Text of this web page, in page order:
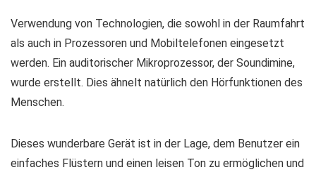
Verwendung von Technologien, die sowohl in der Raumfahrt
als auch in Prozessoren und Mobiltelefonen eingesetzt
werden. Ein auditorischer Mikroprozessor, der Soundimine,
wurde erstellt. Dies ähnelt natürlich den Hörfunktionen des
Menschen.
Dieses wunderbare Gerät ist in der Lage, dem Benutzer ein
einfaches Flüstern und einen leisen Ton zu ermöglichen und